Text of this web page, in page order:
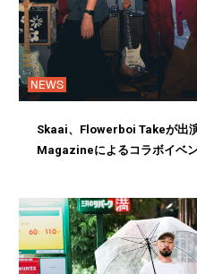
NEWS
Skaai、Flowerboi Takeが出
Magazineによるコラボイベ